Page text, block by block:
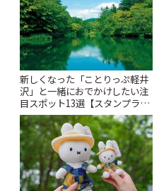
新しくなった「ことりっぷ軽井
沢」と一緒におでかけしたい注
目スポット13選【スタンプラリ
ー開催中】 | ことりっぷ